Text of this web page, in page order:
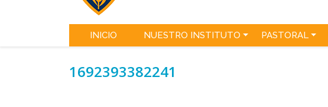
INICIO NUESTRO INSTITUTO PASTORAL
1692393382241